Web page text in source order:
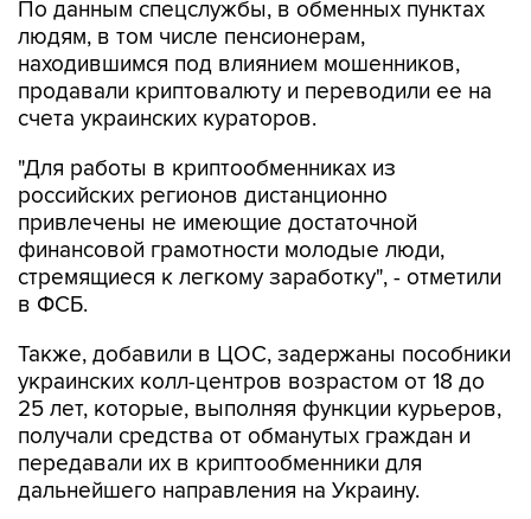
находившимся под влиянием мошенников,
продавали криптовалюту и переводили ее на
счета украинских кураторов.
"Для работы в криптообменниках из
привлечены не имеющие достаточной
финансовой грамотности молодые люди,
стремящиеся к легкому заработку", - отметили
в ФСБ.
Также, добавили в ЦОС, задержаны пособники
25 лет, которые, выполняя функции курьеров,
получали средства от обманутых граждан и
передавали их в криптообменники для
дальнейшего направления на Украину.
"Ведется розыск потерпевших для